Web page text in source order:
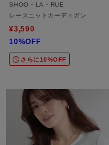
SHOO・LA・RUE
レースニットカーディガン
¥3,590
10%OFF
さらに10%OFF